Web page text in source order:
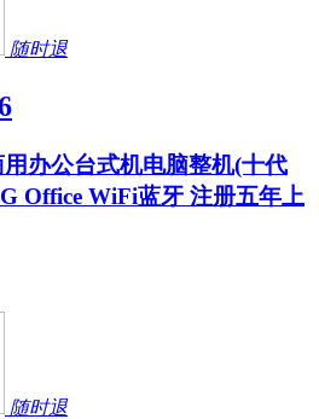
随时退
办公台式机电脑整机(十代
Office WiFi蓝牙 注册五年上
随时退